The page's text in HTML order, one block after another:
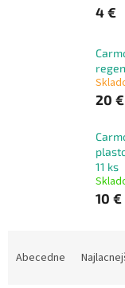
4 €
20 €
11 ks
10 €
Abecedne